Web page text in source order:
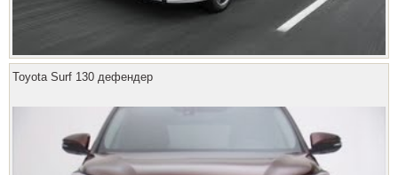
Toyota Surf 130 дефендер